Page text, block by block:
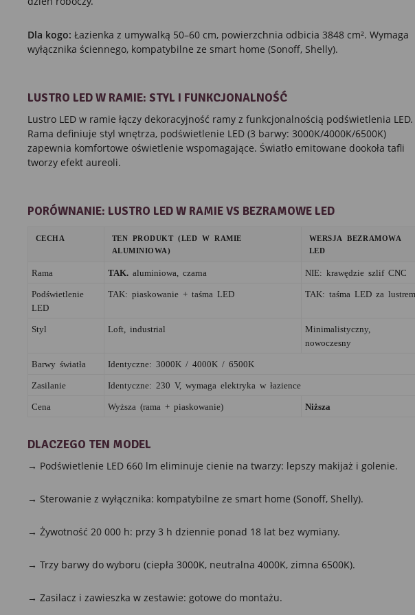
Dla kogo: Łazienka z umywalką 50–60 cm, powierzchnia odbicia 3848 cm². Wymaga
wyłącznika ściennego, kompatybilne ze smart home (Sonoff, Shelly).
LUSTRO LED W RAMIE: STYL I FUNKCJONALNOŚĆ
Lustro LED w ramie łączy dekoracyjność ramy z funkcjonalnością podświetlenia LED.
Rama definiuje styl wnętrza, podświetlenie LED (3 barwy: 3000K/4000K/6500K)
zapewnia komfortowe oświetlenie wspomagające. Światło emitowane dookoła tafli
tworzy efekt aureoli.
PORÓWNANIE: LUSTRO LED W RAMIE VS BEZRAMOWE LED
CECHA
TEN PRODUKT (LED W RAMIE
ALUMINIOWA)
WERSJA BEZRAMOWA
LED
Rama TAK. aluminiowa, czarna NIE: krawędzie szlif CNC
Podświetlenie
LED
TAK: piaskowanie + taśma LED TAK: taśma LED za lustrem
Styl Loft, industrial
Minimalistyczny,
nowoczesny
Barwy światła Identyczne: 3000K / 4000K / 6500K
Zasilanie Identyczne: 230 V, wymaga elektryka w łazience
Cena Wyższa (rama + piaskowanie) Niższa
DLACZEGO TEN MODEL
→ Podświetlenie LED 660 lm eliminuje cienie na twarzy: lepszy makijaż i golenie.
→ Sterowanie z wyłącznika: kompatybilne ze smart home (Sonoff, Shelly).
→ Żywotność 20 000 h: przy 3 h dziennie ponad 18 lat bez wymiany.
→ Trzy barwy do wyboru (ciepła 3000K, neutralna 4000K, zimna 6500K).
→ Zasilacz i zawieszka w zestawie: gotowe do montażu.